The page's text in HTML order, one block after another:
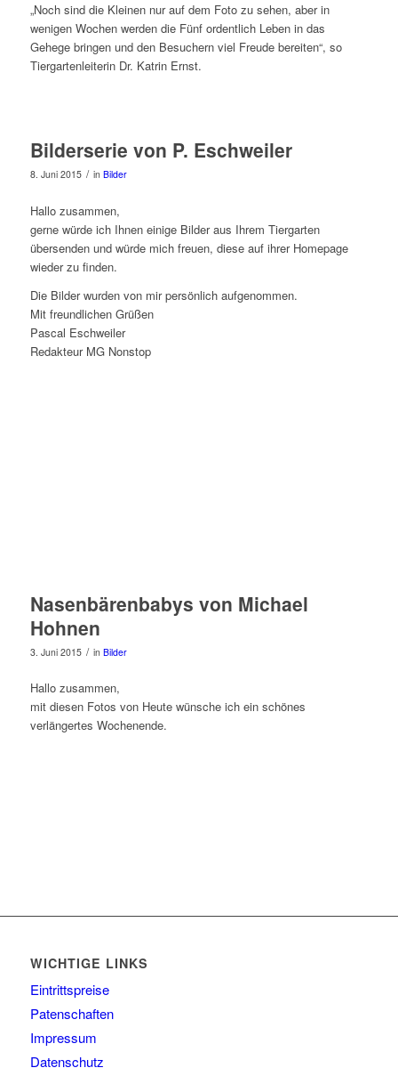
„Noch sind die Kleinen nur auf dem Foto zu sehen, aber in
wenigen Wochen werden die Fünf ordentlich Leben in das
Gehege bringen und den Besuchern viel Freude bereiten“, so
Tiergartenleiterin Dr. Katrin Ernst.
Bilderserie von P. Eschweiler
8. Juni 2015 / in Bilder
Hallo zusammen,
gerne würde ich Ihnen einige Bilder aus Ihrem Tiergarten
übersenden und würde mich freuen, diese auf ihrer Homepage
wieder zu finden.
Die Bilder wurden von mir persönlich aufgenommen.
Mit freundlichen Grüßen
Pascal Eschweiler
Redakteur MG Nonstop
Nasenbärenbabys von Michael
Hohnen
3. Juni 2015 / in Bilder
Hallo zusammen,
mit diesen Fotos von Heute wünsche ich ein schönes
verlängertes Wochenende.
WICHTIGE LINKS
Eintrittspreise
Patenschaften
Impressum
Datenschutz